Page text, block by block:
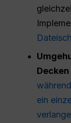
Decken
ein